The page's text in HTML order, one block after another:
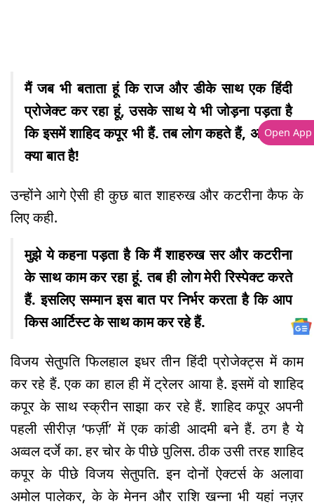
मैं जब भी बताता हूं कि राज और डीके साथ एक हिंदी
प्रोजेक्ट कर रहा हूं, उसके साथ ये भी जोड़ना पड़ता है
कि इसमें शाहिद कपूर भी हैं. तब लोग कहते हैं, अरे वाह,
क्या बात है!
उन्होंने आगे ऐसी ही कुछ बात शाहरुख और कटरीना कैफ के
लिए कही.
मुझे ये कहना पड़ता है कि मैं शाहरुख सर और कटरीना
के साथ काम कर रहा हूं. तब ही लोग मेरी रिस्पेक्ट करते
हैं. इसलिए सम्मान इस बात पर निर्भर करता है कि आप
किस आर्टिस्ट के साथ काम कर रहे हैं.
विजय सेतुपति फिलहाल इधर तीन हिंदी प्रोजेक्ट्स में काम
कर रहे हैं. एक का हाल ही में ट्रेलर आया है. इसमें वो शाहिद
कपूर के साथ स्क्रीन साझा कर रहे हैं. शाहिद कपूर अपनी
पहली सीरीज़ ‘फर्ज़ी’ में एक कांडी आदमी बने हैं. ठग है ये
अव्वल दर्जे का. हर चोर के पीछे पुलिस. ठीक उसी तरह शाहिद
कपूर के पीछे विजय सेतुपति. इन दोनों ऐक्टर्स के अलावा
अमोल पालेकर, के के मेनन और राशि खन्ना भी यहां नज़र
Open App